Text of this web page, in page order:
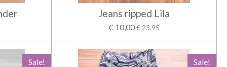
Jeans ripped Lila
€ 10,00€ 23,95
Sale! Sale!